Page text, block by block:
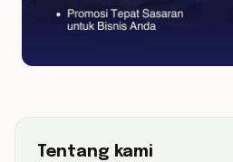
Tentang kami